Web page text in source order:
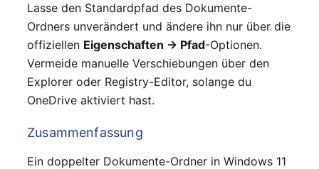
Lasse den Standardpfad des Dokumente-
Ordners unverändert und ändere ihn nur über die
offiziellen Eigenschaften → Pfad-Optionen.
Vermeide manuelle Verschiebungen über den
Explorer oder Registry-Editor, solange du
OneDrive aktiviert hast.
Zusammenfassung
Ein doppelter Dokumente-Ordner in Windows 11